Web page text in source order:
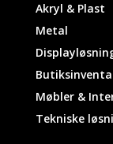
Akryl & Plast
Metal
Møbler &
Tekniske